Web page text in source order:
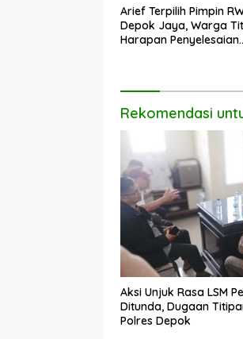
Arief Terpilih Pimpin
Depok Jaya, Warga
Harapan Penyelesaian
Rekomendasi
Aksi Unjuk Rasa LSM
Ditunda, Dugaan
Polres Depok